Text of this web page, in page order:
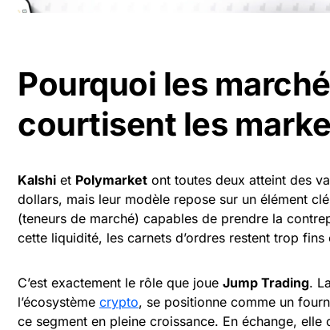
Pourquoi les
courtisent les
Kalshi et Polymarket ont toutes deux atteint des
dollars, mais leur modèle repose sur un élément
(teneurs de marché) capables de prendre la
cette liquidité, les carnets d’ordres restent trop fins
C’est exactement le rôle que joue Jump Trading.
l’écosystème crypto, se positionne comme un
ce segment en pleine croissance. En échange,